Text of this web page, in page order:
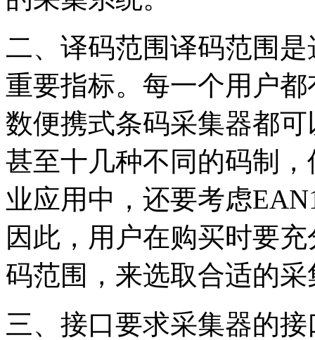
二、译码范围译码范围
重要指标。每一个用户
数便携式条码采集器都
甚至十几种不同的码制
业应用中，还要考虑
因此，用户在购买时要
码范围，来选取合适的采
三、接口要求采集器的